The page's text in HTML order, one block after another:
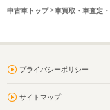
中古車トップ 車買取・車査定
プライバシーポリシー
サイトマップ